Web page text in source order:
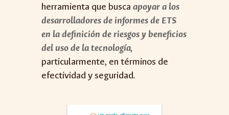
herramienta que buscaapoyar a los
desarrolladores de informes de ETS
en la definición de riesgos y beneficios
del uso de la tecnología,
particularmente, en términos de
efectividad y seguridad.